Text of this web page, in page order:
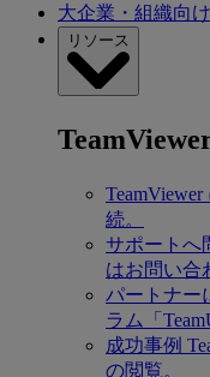
大企業・組織向け
リソース
続。
サポートへ
はお問い合
パートナー
ラム「
成功事例
の閲覧。